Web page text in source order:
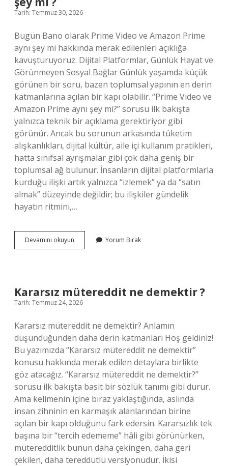
Tarih: Temmuz 30, 2026
Bugün Bano olarak Prime Video ve Amazon Prime
aynı şey mi hakkında merak edilenleri açıklığa
kavuşturuyoruz. Dijital Platformlar, Günlük Hayat ve
Görünmeyen Sosyal Bağlar Günlük yaşamda küçük
görünen bir soru, bazen toplumsal yapının en derin
katmanlarına açılan bir kapı olabilir. “Prime Video ve
Amazon Prime aynı şey mi?” sorusu ilk bakışta
yalnızca teknik bir açıklama gerektiriyor gibi
görünür. Ancak bu sorunun arkasında tüketim
alışkanlıkları, dijital kültür, aile içi kullanım pratikleri,
hatta sınıfsal ayrışmalar gibi çok daha geniş bir
toplumsal ağ bulunur. İnsanların dijital platformlarla
kurduğu ilişki artık yalnızca “izlemek” ya da “satın
almak” düzeyinde değildir; bu ilişkiler gündelik
hayatın ritmini,…
Devamını okuyun
Video
şey
mi
Yorum Bırak
Kararsız mütereddit ne demektir ?
Tarih: Temmuz 24, 2026
Kararsız mütereddit ne demektir? Anlamın
düşündüğünden daha derin katmanları Hoş geldiniz!
Bu yazımızda “Kararsız mütereddit ne demektir”
konusu hakkında merak edilen detaylara birlikte
göz atacağız. “Kararsız mütereddit ne demektir?”
sorusu ilk bakışta basit bir sözlük tanımı gibi durur.
Ama kelimenin içine biraz yaklaştığında, aslında
insan zihninin en karmaşık alanlarından birine
açılan bir kapı olduğunu fark edersin. Kararsızlık tek
başına bir “tercih edememe” hâli gibi görünürken,
müteredditlik bunun daha çekingen, daha geri
çekilen, daha tereddütlü versiyonudur. İkisi